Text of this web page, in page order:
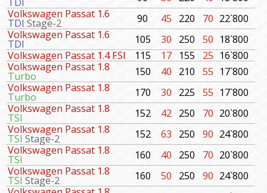
Volkswagen Passat 1.6
TDI Stage-2 90 45 220 70 22`800
Volkswagen Passat 1.6
TDI 105 30 250 50 18`800
Volkswagen Passat 1.4 FSI
115 17 155 25 16`800
Volkswagen Passat 1.8
Turbo 150 40 210 55 17`800
Volkswagen Passat 1.8
Turbo 170 30 225 55 17`800
Volkswagen Passat 1.8
TSI 152 42 250 70 20`800
Volkswagen Passat 1.8
TSI Stage-2 152 63 250 90 24`800
Volkswagen Passat 1.8
TSI 160 40 250 70 20`800
Volkswagen Passat 1.8
TSI Stage-2 160 50 250 90 24`800